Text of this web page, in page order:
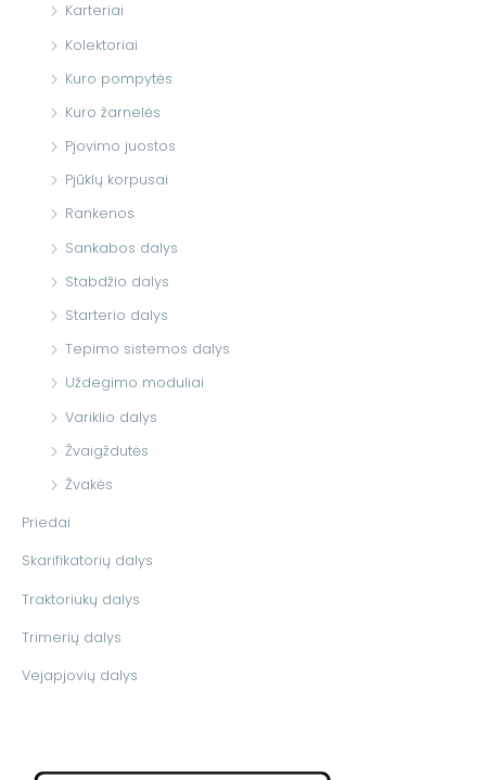
Karteriai
Kolektoriai
Kuro pompytės
Kuro žarnelės
Pjovimo juostos
Pjūklų korpusai
Rankenos
Sankabos dalys
Stabdžio dalys
Starterio dalys
Tepimo sistemos dalys
Uždegimo moduliai
Variklio dalys
Žvaigždutės
Žvakės
Priedai
Skarifikatorių dalys
Traktoriukų dalys
Trimerių dalys
Vejapjovių dalys